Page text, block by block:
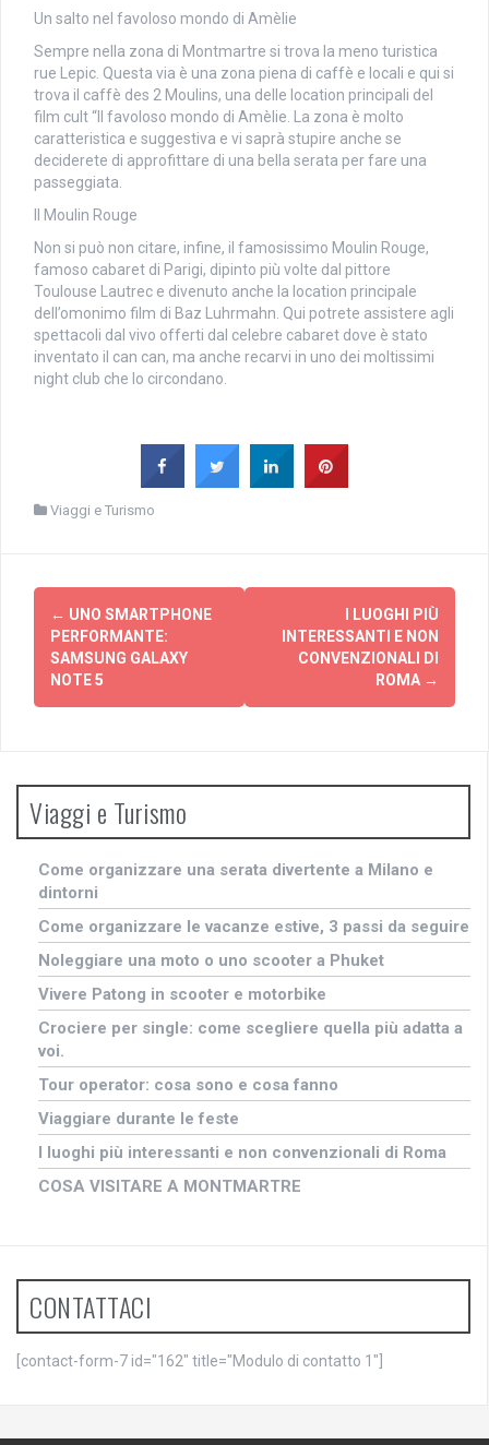
Un salto nel favoloso mondo di Amèlie
Sempre nella zona di Montmartre si trova la meno turistica
rue Lepic. Questa via è una zona piena di caffè e locali e qui si
trova il caffè des 2 Moulins, una delle location principali del
film cult “Il favoloso mondo di Amèlie. La zona è molto
caratteristica e suggestiva e vi saprà stupire anche se
deciderete di approfittare di una bella serata per fare una
passeggiata.
Il Moulin Rouge
Non si può non citare, infine, il famosissimo Moulin Rouge,
famoso cabaret di Parigi, dipinto più volte dal pittore
Toulouse Lautrec e divenuto anche la location principale
dell’omonimo film di Baz Luhrmahn. Qui potrete assistere agli
spettacoli dal vivo offerti dal celebre cabaret dove è stato
inventato il can can, ma anche recarvi in uno dei moltissimi
night club che lo circondano.
Viaggi e Turismo
Navigazione
articolo
← UNO SMARTPHONE
PERFORMANTE:
SAMSUNG GALAXY
NOTE 5
I LUOGHI PIÙ
INTERESSANTI E NON
CONVENZIONALI DI
ROMA →
Viaggi e Turismo
Come organizzare una serata divertente a Milano e
dintorni
Come organizzare le vacanze estive, 3 passi da seguire
Noleggiare una moto o uno scooter a Phuket
Vivere Patong in scooter e motorbike
Crociere per single: come scegliere quella più adatta a
voi.
Tour operator: cosa sono e cosa fanno
Viaggiare durante le feste
I luoghi più interessanti e non convenzionali di Roma
COSA VISITARE A MONTMARTRE
CONTATTACI
[contact-form-7 id="162" title="Modulo di contatto 1"]